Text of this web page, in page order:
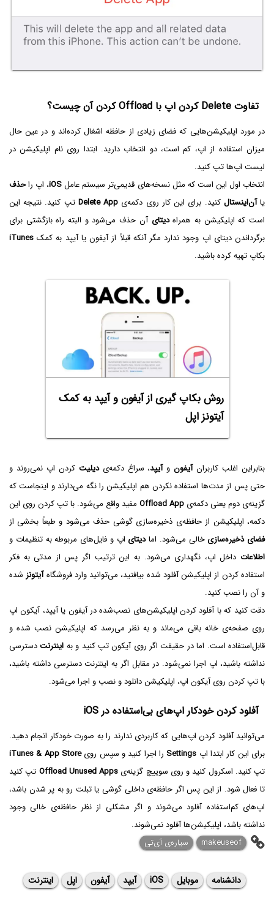
تفاوت Delete کردن اپ با Offload کردن آن چیست؟
در مورد اپلیکیشن‌هایی که فضای زیادی از حافظه اشغال کرده‌اند و در عین حال
میزان استفاده از اپ، کم است، دو انتخاب دارید. ابتدا روی نام اپلیکیشن در
لیست اپ‌ها تپ کنید.
انتخاب اول این است که مثل نسخه‌های قدیمی‌تر سیستم عاملiOS، اپ راحذف
یاآن‌اینستال کنید. برای این کار روی دکمه‌ی Delete App تپ کنید. نتیجه این
است که اپلیکیشن به همراهدیتای آن حذف می‌شود و البته راه بازگشتی برای
برگرداندن دیتای اپ وجود ندارد مگر آنکه قبلاً از آیفون یا آیپد به کمک iTunes
بکاپ تهیه کرده باشید.
روش بکاپ گیری از آیفون و آیپد به کمک
آیتونز اپل
بنابراین اغلب کاربرانآیفونوآیپد، سراغ دکمه‌یدیلیت کردن اپ نمی‌روند و
حتی پس از مدت‌ها استفاده نکردن هم اپلیکیشن را نگه می‌دارند و اینجاست که
گزینه‌ی دوم یعنی دکمه‌ی Offload App مفید واقع می‌شود. با تپ کردن روی این
دکمه، اپلیکیشن از حافظه‌ی ذخیره‌سازی گوشی حذف می‌شود و طبعاً بخشی از
فضای ذخیره‌سازی خالی می‌شود. امادیتای اپ و فایل‌های مربوطه به تنظیمات و
اطلاعات داخل اپ، نگهداری می‌شود. به این ترتیب اگر پس از مدتی به فکر
استفاده کردن از اپلیکیشن آفلود شده بیافتید، می‌توانید وارد فروشگاهآیتونز شده
و آن را نصب کنید.
دقت کنید که با آفلود کردن اپلیکیشن‌های نصب‌شده در آیفون یا آیپد، آیکون اپ
روی صفحه‌ی خانه باقی می‌ماند و به نظر می‌رسد که اپلیکیشن نصب شده و
قابل‌استفاده است. اما در حقیقت اگر روی آیکون تپ کنید و به اینترنتدسترسی
نداشته باشید، اپ اجرا نمی‌شود. در مقابل اگر به اینترنت دسترسی داشته باشید،
با تپ کردن روی آیکون اپ، اپلیکیشن دانلود و نصب و اجرا می‌شود.
آفلود کردن خودکار اپ‌های بی‌استفاده در iOS
می‌توانید آفلود کردن اپ‌هایی که کاربردی ندارند را به صورت خودکار انجام دهید.
برای این کار ابتدا اپ Settings را اجرا کنید و سپس رویiTunes & App Store
تپ کنید. اسکرول کنید و روی سوییچ گزینه‌ی Offload Unused Apps تپ کنید
تا فعال شود. از این پس اگر حافظه‌ی داخلی گوشی یا تبلت رو به پر شدن باشد،
اپ‌های کم‌استفاده آفلود می‌شوند و اگر مشکلی از نظر حافظه‌ی خالی وجود
نداشته باشد، اپلیکیشن‌ها آفلود نمی‌شوند.
makeuseof
سیاره‌ی آی‌تی
دانشنامه موبایل iOS آیپد آیفون اپل اینترنت